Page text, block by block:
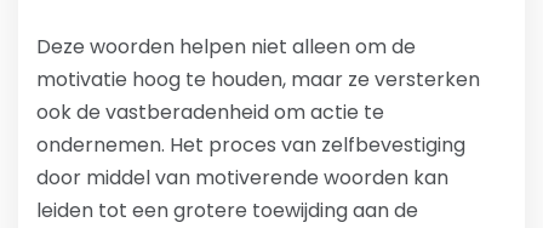
Deze woorden helpen niet alleen om de
motivatie hoog te houden, maar ze versterken
ook de vastberadenheid om actie te
ondernemen. Het proces van zelfbevestiging
door middel van motiverende woorden kan
leiden tot een grotere toewijding aan de